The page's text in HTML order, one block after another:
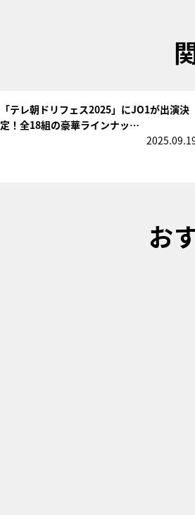
「テレ朝ドリフェス2025」にJO1が出演決
定！全18組の豪華ラインナッ…
お